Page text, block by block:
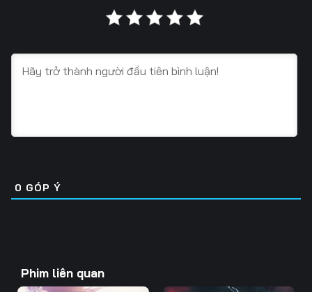
Tập 17
0 GÓP Ý
Phim liên quan